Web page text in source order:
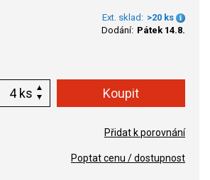
Ext. sklad: >20 ks
Dodání: Pátek 14.8.
ks
Přidat k porovnání
Poptat cenu / dostupnost